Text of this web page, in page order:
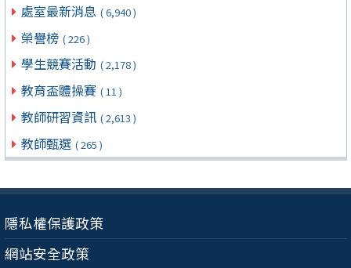
處室最新消息 ( 6,940 )
榮譽榜 ( 226 )
學生競賽活動 ( 2,178 )
教育盃體操賽 ( 11 )
教師研習資訊 ( 2,613 )
教師甄選 ( 265 )
隱私權保護政策
網站安全政策